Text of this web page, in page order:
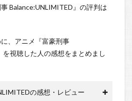
Balance:UNLIMITED』の評判は
、アニメ『富豪刑事
視聴した人の感想をまとめまし
の感想・レビュー